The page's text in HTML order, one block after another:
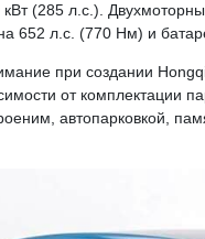
(285 л.с.).
652 л.с. (770 Нм) и
при создании
от комплектации
автопарковкой,